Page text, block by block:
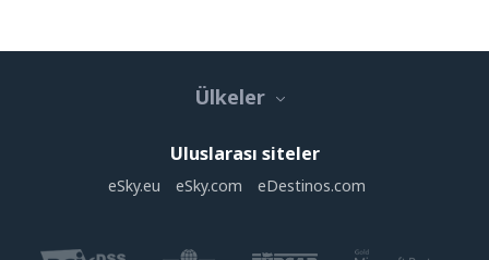
Ülkeler
Uluslarası siteler
eSky.eu eSky.com eDestinos.com